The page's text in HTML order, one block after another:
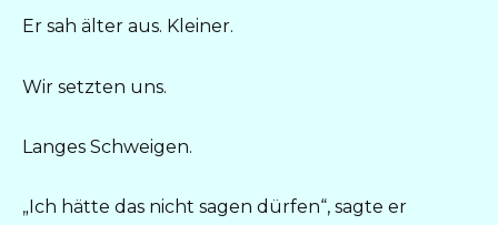
Er sah älter aus. Kleiner.
Wir setzten uns.
Langes Schweigen.
„Ich hätte das nicht sagen dürfen“, sagte er